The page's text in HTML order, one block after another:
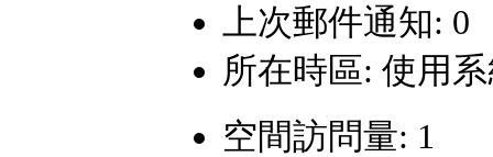
上次郵件通知: 0
所在時區: 使用
空間訪問量: 1